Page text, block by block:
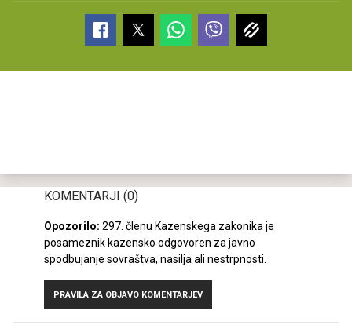
KOMENTARJI (0)
Opozorilo: 297. členu Kazenskega zakonika je
posameznik kazensko odgovoren za javno
spodbujanje sovraštva, nasilja ali nestrpnosti.
PRAVILA ZA OBJAVO KOMENTARJEV